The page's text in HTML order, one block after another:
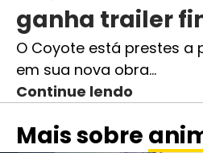
ganha trailer
O Coyote está prestes a
em sua nova obra…
Continue lendo
Mais sobre